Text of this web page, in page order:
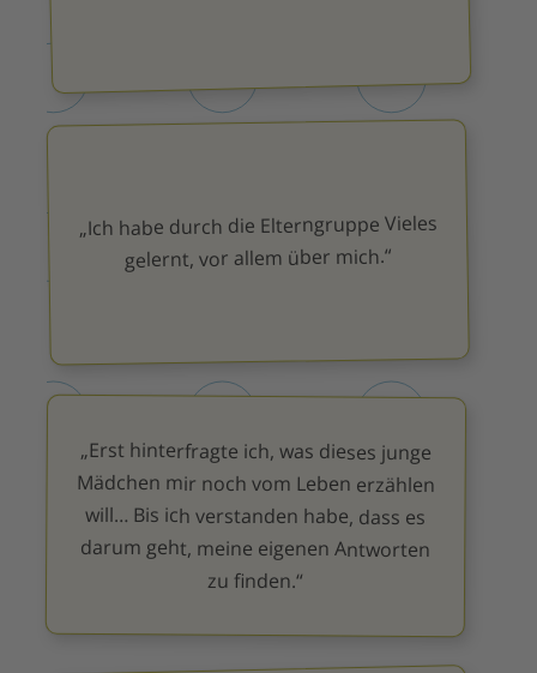
„Ich habe durch die Elterngruppe Vieles
gelernt, vor allem über mich.“
„Erst hinterfragte ich, was dieses junge
Mädchen mir noch vom Leben erzählen
will… Bis ich verstanden habe, dass es
darum geht, meine eigenen Antworten
zu finden.“